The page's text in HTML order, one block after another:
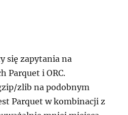
się zapytania na
Parquet i ORC.
zlib na podobnym
Parquet w kombinacji z